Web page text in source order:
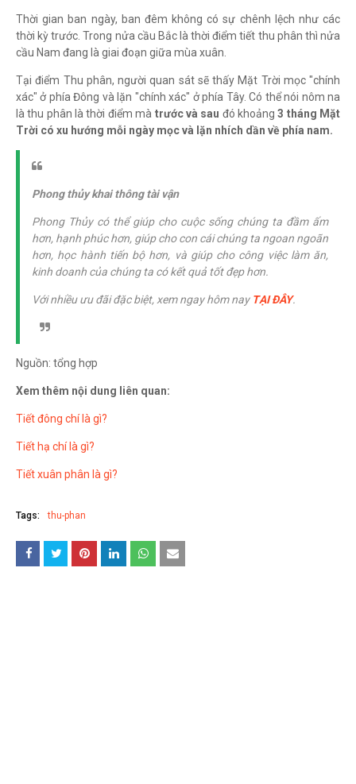
Thời gian ban ngày, ban đêm không có sự chênh lệch như các
thời kỳ trước. Trong nửa cầu Bắc là thời điểm tiết thu phân thì nửa
cầu Nam đang là giai đoạn giữa mùa xuân.
Tại điểm Thu phân, người quan sát sẽ thấy Mặt Trời mọc "chính
xác" ở phía Đông và lặn "chính xác" ở phía Tây. Có thể nói nôm na
là thu phân là thời điểm mà trước và sau đó khoảng3 tháng Mặt
Trời có xu hướng mỗi ngày mọc và lặn nhích dần về phía nam.
Phong thủy khai thông tài vận
Phong Thủy có thể giúp cho cuộc sống chúng ta đầm ấm
hơn, hạnh phúc hơn, giúp cho con cái chúng ta ngoan ngoãn
hơn, học hành tiến bộ hơn, và giúp cho công việc làm ăn,
kinh doanh của chúng ta có kết quả tốt đẹp hơn.
Với nhiều ưu đãi đặc biệt, xem ngay hôm nay TẠI ĐÂY.
Nguồn: tổng hợp
Xem thêm nội dung liên quan:
Tiết đông chí là gì?
Tiết hạ chí là gì?
Tiết xuân phân là gì?
Tags: thu-phan